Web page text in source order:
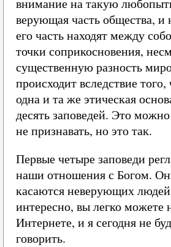
внимание на такую
верующая часть общества, и
его часть находят между
точки соприкосновения,
существенную разность
происходит вследствие того,
одна и та же этическая
десять заповедей. Это
не признавать, но это так.
Первые четыре заповеди
наши отношения с Богом.
касаются неверующих
интересно, вы легко можете
Интернете, и я сегодня не
говорить.